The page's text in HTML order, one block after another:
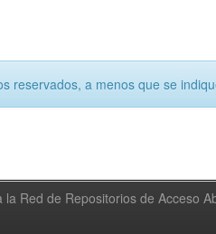
reservados, a menos que se
Red de Repositorios de Acceso